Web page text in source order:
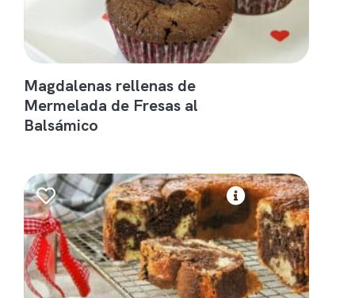
Magdalenas rellenas de
Mermelada de Fresas al
Balsámico